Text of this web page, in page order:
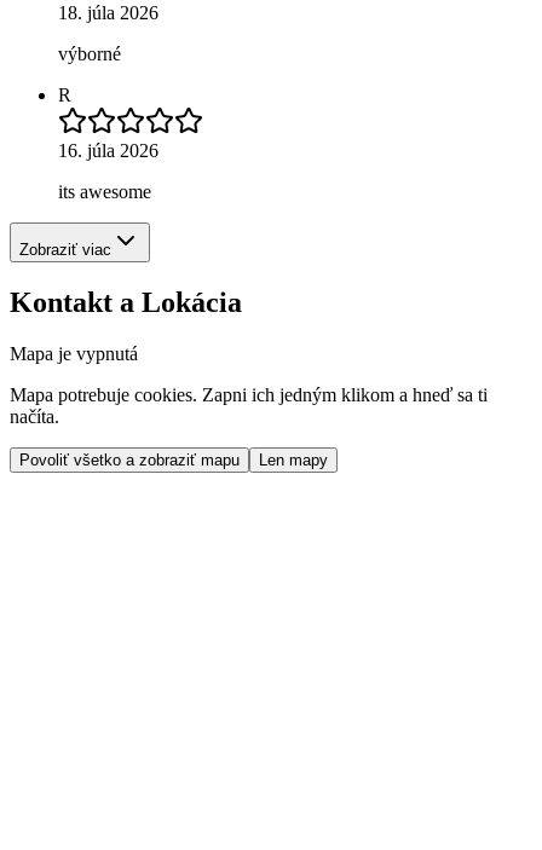
18. júla 2026
výborné
R
16. júla 2026
its awesome
Zobraziť viac
Kontakt a Lokácia
Mapa je vypnutá
Mapa potrebuje cookies. Zapni ich jedným klikom a hneď sa ti
načíta.
Povoliť všetko a zobraziť mapu Len mapy